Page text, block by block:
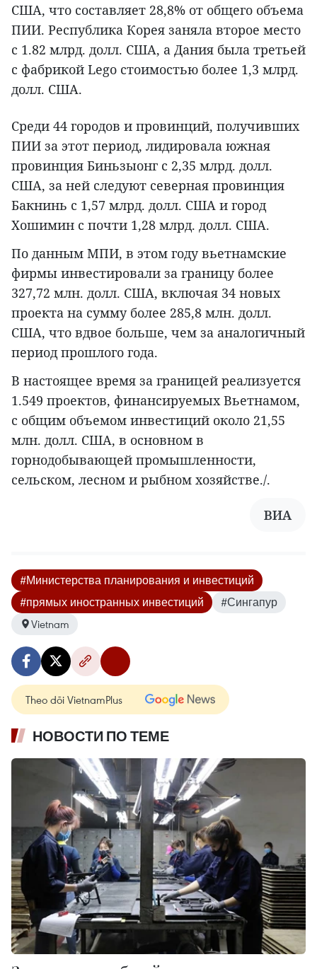
США, что составляет 28,8% от общего объема
ПИИ. Республика Корея заняла второе место
с 1.82 млрд. долл. США, а Дания была третьей
с фабрикой Lego стоимостью более 1,3 млрд.
долл. США.
Среди 44 городов и провинций, получивших
ПИИ за этот период, лидировала южная
провинция Биньзыонг с 2,35 млрд. долл.
США, за ней следуют северная провинция
Бакнинь с 1,57 млрд. долл. США и город
Хошимин с почти 1,28 млрд. долл. США.
По данным МПИ, в этом году вьетнамские
фирмы инвестировали за границу более
327,72 млн. долл. США, включая 34 новых
проекта на сумму более 285,8 млн. долл.
США, что вдвое больше, чем за аналогичный
период прошлого года.
В настоящее время за границей реализуется
1.549 проектов, финансируемых Вьетнамом,
с общим объемом инвестиций около 21,55
млн. долл. США, в основном в
горнодобывающей промышленности,
сельском, лесном и рыбном хозяйстве./.
ВИА
#Министерства планирования и инвестиций
#прямых иностранных инвестиций
#Сингапур
Vietnam
Theo dõi VietnamPlus
НОВОСТИ ПО ТЕМЕ